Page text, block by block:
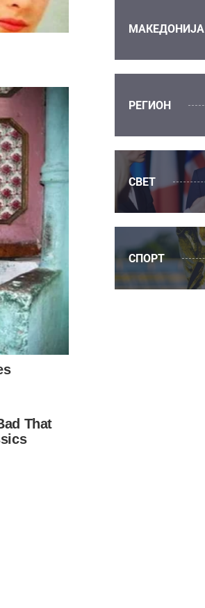
МАКЕДОНИЈА
РЕГИОН
СВЕТ
СПОРТ